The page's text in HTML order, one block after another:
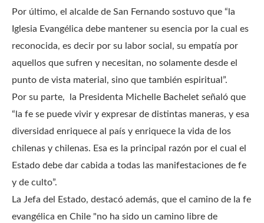
Por último, el alcalde de San Fernando sostuvo que “la
Iglesia Evangélica debe mantener su esencia por la cual es
reconocida, es decir por su labor social, su empatía por
aquellos que sufren y necesitan, no solamente desde el
punto de vista material, sino que también espiritual”.
Por su parte, la Presidenta Michelle Bachelet señaló que
“la fe se puede vivir y expresar de distintas maneras, y esa
diversidad enriquece al país y enriquece la vida de los
chilenas y chilenas. Esa es la principal razón por el cual el
Estado debe dar cabida a todas las manifestaciones de fe
y de culto”.
La Jefa del Estado, destacó además, que el camino de la fe
evangélica en Chile "no ha sido un camino libre de